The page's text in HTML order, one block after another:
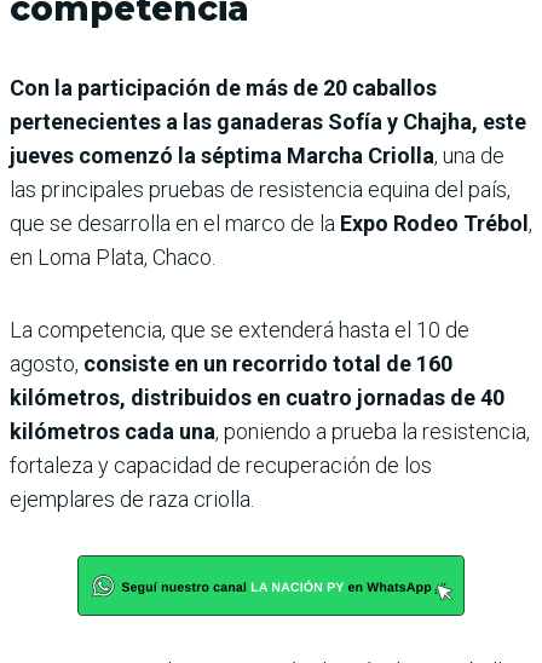
competencia
Con la participación de más de 20 caballos
pertenecientes a las ganaderas Sofía y Chajha, este
jueves comenzó la séptima Marcha Criolla, una de
las principales pruebas de resistencia equina del país,
que se desarrolla en el marco de la Expo Rodeo Trébol ,
en Loma Plata, Chaco.
La competencia, que se extenderá hasta el 10 de
agosto, consiste en un recorrido total de 160
kilómetros, distribuidos en cuatro jornadas de 40
kilómetros cada una, poniendo a prueba la resistencia,
fortaleza y capacidad de recuperación de los
ejemplares de raza criolla.